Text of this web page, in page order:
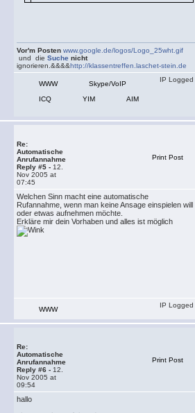
Vor'm Posten www.google.de/logos/Logo_25wht.gif
und die Suche nicht
ignorieren.&&&&http://klassentreffen.laschet-stein.de
WWW
Skype/VoIP
ICQ
YIM AIM
IP Logged
Re:
Automatische
Anrufannahme
Reply #5 - 12.
Nov 2005 at
07:45
Print Post
Welchen Sinn macht eine automatische
Rufannahme, wenn man keine Ansage einspielen will
oder etwas aufnehmen möchte.
Erkläre mir dein Vorhaben und alles ist möglich
WWW
IP Logged
Re:
Automatische
Anrufannahme
Reply #6 - 12.
Nov 2005 at
09:54
Print Post
hallo